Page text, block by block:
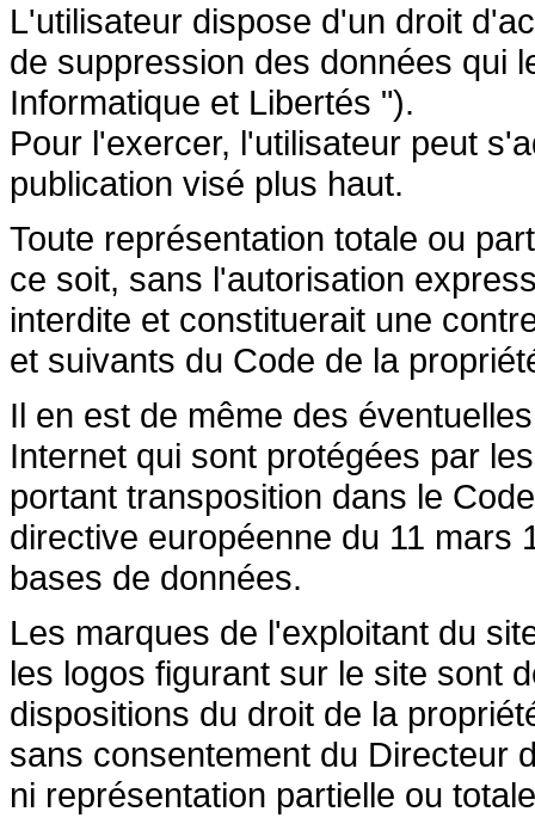
L'utilisateur dispose d'un droit
de suppression des données qui
Informatique et Libertés ").
Pour l'exercer, l'utilisateur peut
publication visé plus haut.
Toute représentation totale ou
ce soit, sans l'autorisation
interdite et constituerait une
et suivants du Code de la
Il en est de même des
Internet qui sont protégées par
portant transposition dans le
directive européenne du 11 mars
bases de données.
Les marques de l'exploitant du
les logos figurant sur le site sont
dispositions du droit de la
sans consentement du Directeur
ni représentation partielle ou